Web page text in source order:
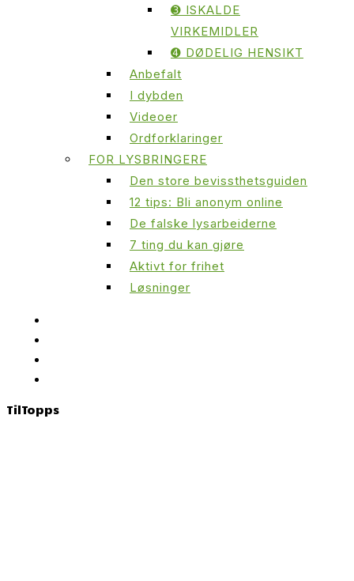
➌ ISKALDE
VIRKEMIDLER
➍ DØDELIG HENSIKT
Anbefalt
I dybden
Videoer
Ordforklaringer
FOR LYSBRINGERE
Den store bevissthetsguiden
12 tips: Bli anonym online
De falske lysarbeiderne
7 ting du kan gjøre
Aktivt for frihet
Løsninger
TilTopps